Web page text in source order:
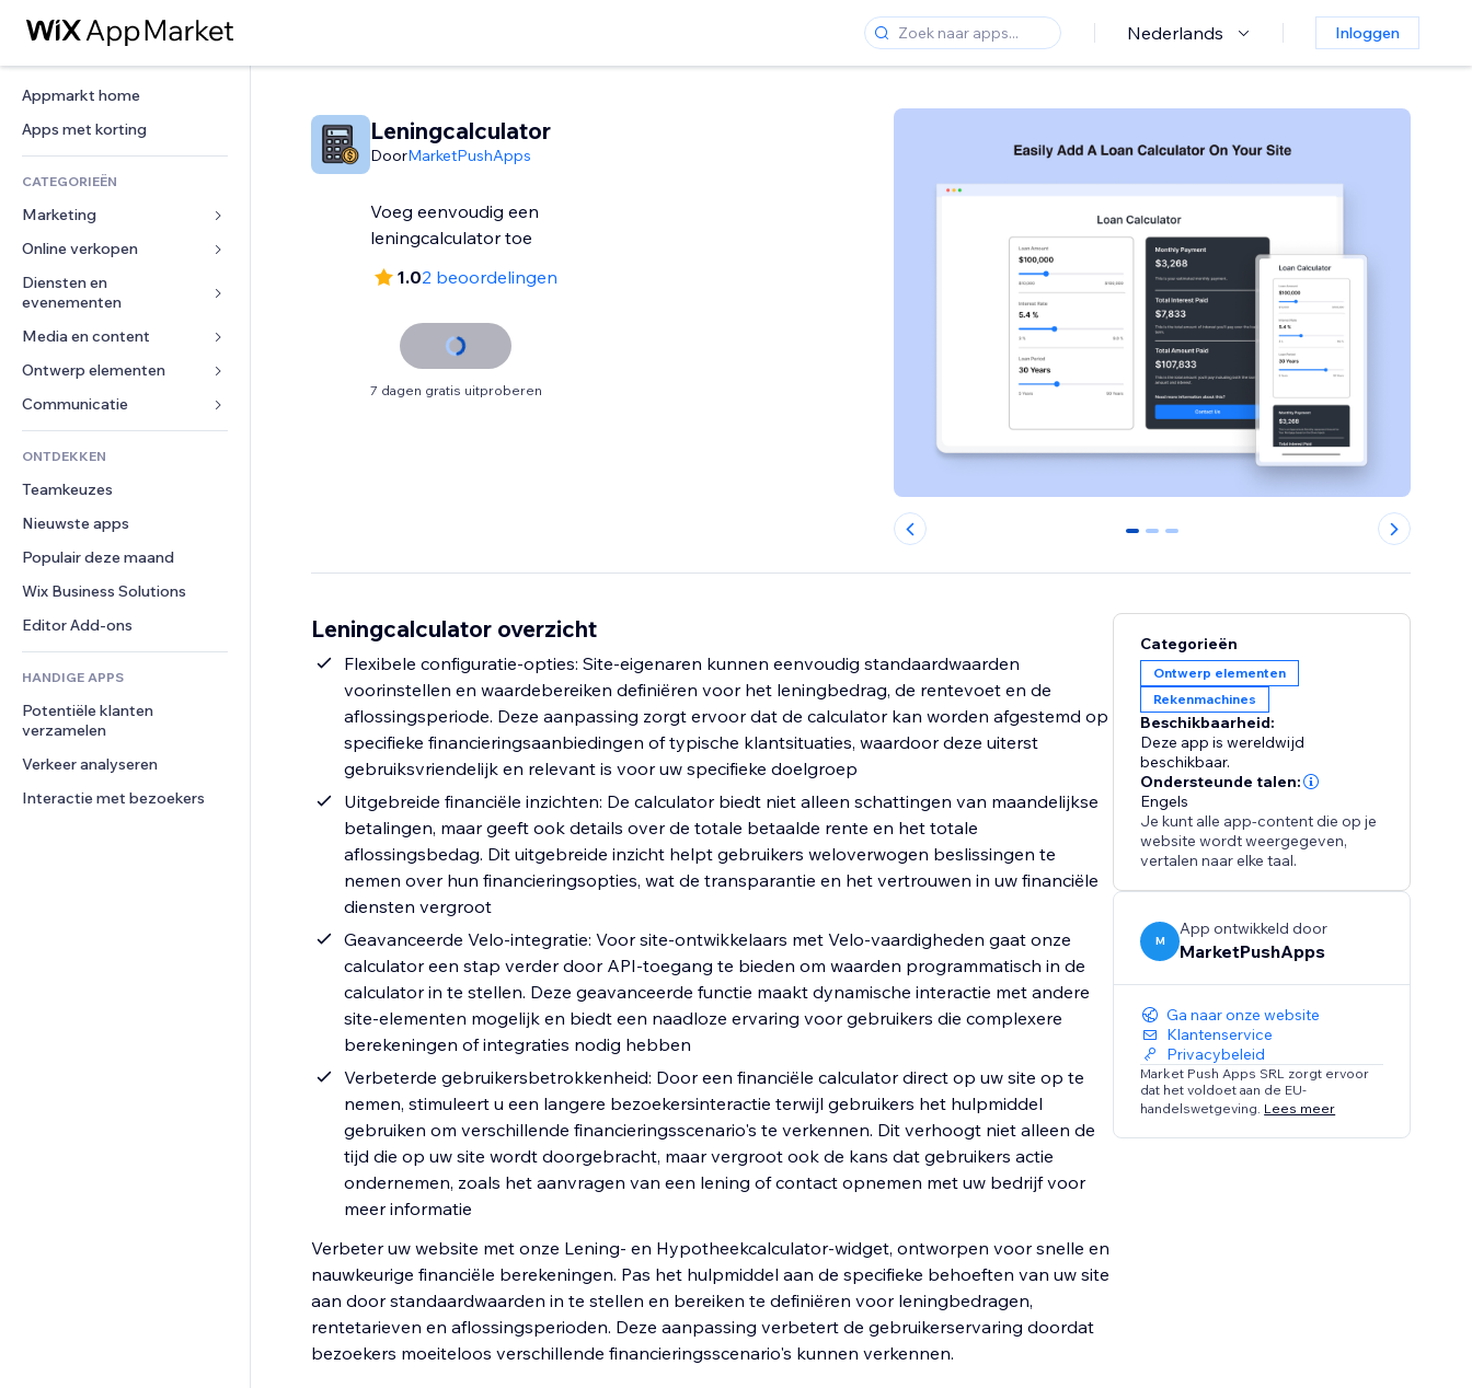
Nederlands Inloggen
Appmarkt home
Apps met korting
CATEGORIEËN
Marketing
Advertenties
Mobiel
Analytics
Social media
SEO
Betrokkenheid
Websitevermeldingen
E-mail
Conversie
Online verkopen
Apps voor webshops
Verzending en levering
Verkoopknoppen
Online cursussen
Print on demand
Boekhouding
Coupons en loyaliteit
Opslagoplossingen
Dropshipping
Prijzen en abonnementen
Crowdfunding
Eten en drinken
Diensten en
evenementen
Hotels
Evenementen
Restaurants
Vastgoed
Boekingen
Media en content
Galerij
Muziek
Podcasts
Fotografie
Video
PDF
Bestanden delen
Nieuws
Ontwerp elementen
Kaarten en navigatie
Privacy en beveiliging
Ontime
Pagina templates
Afbeeldingseffecten
Knoppen en menu's
Banners en badges
Rekenmachines
Zoeken
Weer
Grafieken en tabellen
Formulieren
Enquêtes
Chat
Opmerkingen
Telefoonnummer
Community
Beoordelingen en testimonials
CRM
ONTDEKKEN
Teamkeuzes
Nieuwste apps
Populair deze maand
Wix Business Solutions
Editor Add-ons
HANDIGE APPS
Potentiële klanten
verzamelen
Verkeer analyseren
Interactie met bezoekers
Leningcalculator
DoorMarketPushApps
Voeg eenvoudig een
leningcalculator toe
1.02 beoordelingen
7 dagen gratis uitproberen
0 1 2
Leningcalculator overzicht
Flexibele configuratie-opties: Site-eigenaren kunnen eenvoudig standaardwaarden
voorinstellen en waardebereiken definiëren voor het leningbedrag, de rentevoet en de
aflossingsperiode. Deze aanpassing zorgt ervoor dat de calculator kan worden afgestemd op
specifieke financieringsaanbiedingen of typische klantsituaties, waardoor deze uiterst
gebruiksvriendelijk en relevant is voor uw specifieke doelgroep
Uitgebreide financiële inzichten: De calculator biedt niet alleen schattingen van maandelijkse
betalingen, maar geeft ook details over de totale betaalde rente en het totale
aflossingsbedag. Dit uitgebreide inzicht helpt gebruikers weloverwogen beslissingen te
nemen over hun financieringsopties, wat de transparantie en het vertrouwen in uw financiële
diensten vergroot
Geavanceerde Velo-integratie: Voor site-ontwikkelaars met Velo-vaardigheden gaat onze
calculator een stap verder door API-toegang te bieden om waarden programmatisch in de
calculator in te stellen. Deze geavanceerde functie maakt dynamische interactie met andere
site-elementen mogelijk en biedt een naadloze ervaring voor gebruikers die complexere
berekeningen of integraties nodig hebben
Verbeterde gebruikersbetrokkenheid: Door een financiële calculator direct op uw site op te
nemen, stimuleert u een langere bezoekersinteractie terwijl gebruikers het hulpmiddel
gebruiken om verschillende financieringsscenario's te verkennen. Dit verhoogt niet alleen de
tijd die op uw site wordt doorgebracht, maar vergroot ook de kans dat gebruikers actie
ondernemen, zoals het aanvragen van een lening of contact opnemen met uw bedrijf voor
meer informatie
Verbeter uw website met onze Lening- en Hypotheekcalculator-widget, ontworpen voor snelle en
nauwkeurige financiële berekeningen. Pas het hulpmiddel aan de specifieke behoeften van uw site
aan door standaardwaarden in te stellen en bereiken te definiëren voor leningbedragen,
rentetarieven en aflossingsperioden. Deze aanpassing verbetert de gebruikerservaring doordat
bezoekers moeiteloos verschillende financieringsscenario's kunnen verkennen.
Categorieën
Ontwerp elementen
Rekenmachines
Beschikbaarheid:
Deze app is wereldwijd
beschikbaar.
Ondersteunde talen:
Engels
Je kunt alle app-content die op je
website wordt weergegeven,
vertalen naar elke taal.
M
App ontwikkeld door
MarketPushApps
Ga naar onze website
Klantenservice
Privacybeleid
Market Push Apps SRL zorgt ervoor
dat het voldoet aan de EU-
handelswetgeving. Lees meer